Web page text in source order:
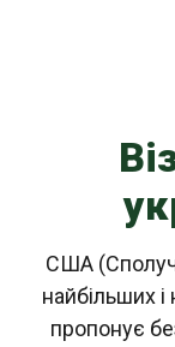
США
найбільших і
пропонує